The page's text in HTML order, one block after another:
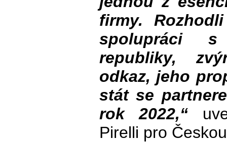
firmy.
spolupráci s
republiky,
odkaz, jeho
stát se
rok 2022,“
Pirelli pro